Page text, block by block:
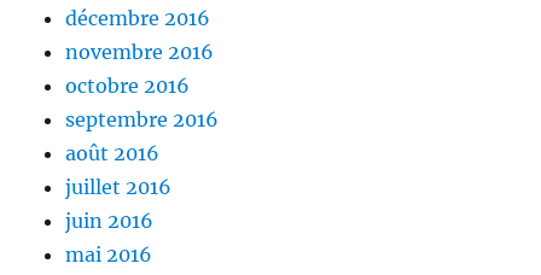
décembre 2016
novembre 2016
octobre 2016
septembre 2016
août 2016
juillet 2016
juin 2016
mai 2016